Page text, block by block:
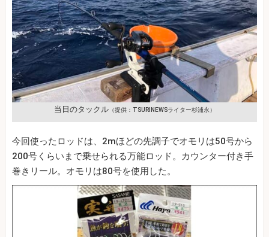
当日のタックル（提供：TSURINEWSライター杉浦永）
今回使ったロッドは、2mほどの先調子でオモリは50号から
200号くらいまで乗せられる万能ロッド。カウンター付き手
巻きリール。オモリは80号を使用した。